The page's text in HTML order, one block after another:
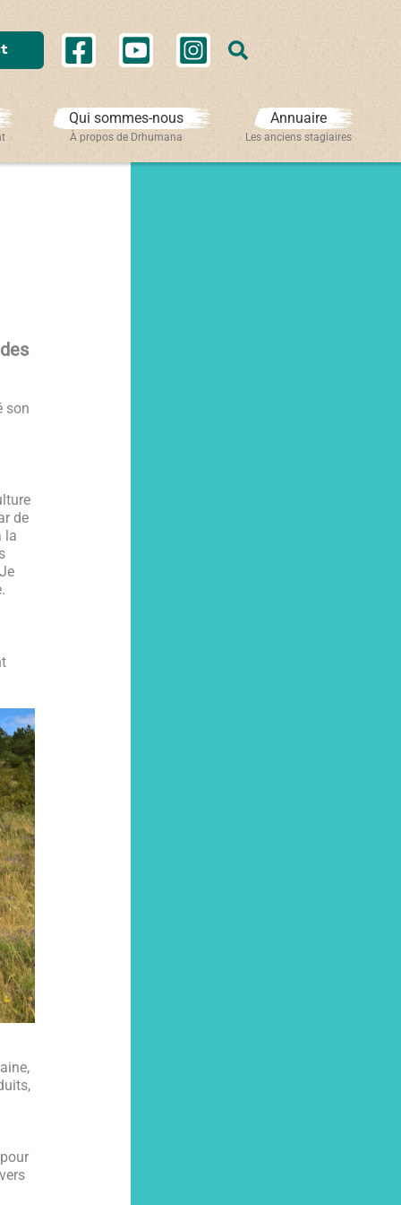
Rechercher
Qui sommes-nous
À propos de Drhumana
Annuaire
Les anciens stagiaires
son
de
la